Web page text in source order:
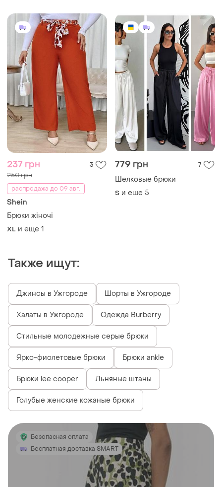
237 грн 3
250 грн
распродажа до 09 авг.
Shein
Брюки жіночі
XL и еще 1
779 грн 7
Шелковые брюки
S и еще 5
Также ищут:
Джинсы в Ужгороде Шорты в Ужгороде
Халаты в Ужгороде Одежда Burberry
Стильные молодежные серые брюки
Ярко-фиолетовые брюки Брюки ankle
Брюки lee cooper Льняные штаны
Голубые женские кожаные брюки
Безопасная оплата
Бесплатная доставка SMART